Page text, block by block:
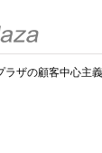
ラザの顧客中心主